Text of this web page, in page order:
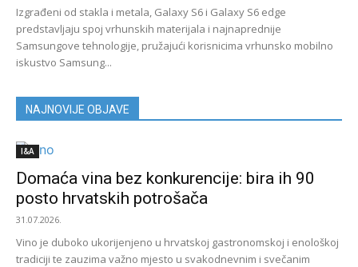
Izgrađeni od stakla i metala, Galaxy S6 i Galaxy S6 edge
predstavljaju spoj vrhunskih materijala i najnaprednije
Samsungove tehnologije, pružajući korisnicima vrhunsko mobilno
iskustvo Samsung...
NAJNOVIJE OBJAVE
I&A
Domaća vina bez konkurencije: bira ih 90
posto hrvatskih potrošača
31.07.2026.
Vino je duboko ukorijenjeno u hrvatskoj gastronomskoj i enološkoj
tradiciji te zauzima važno mjesto u svakodnevnim i svečanim